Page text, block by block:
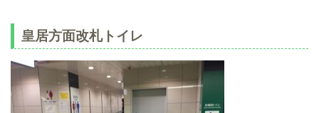
皇居方面改札トイレ